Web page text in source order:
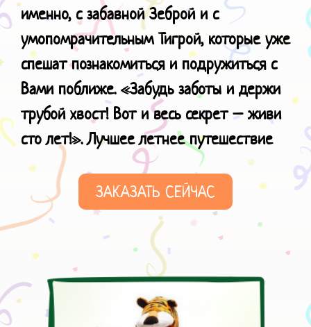
именно, с забавной Зеброй и с
умопомрачительным Тигрой, которые уже
спешат познакомиться и подружиться с
Вами поближе. «Забудь заботы и держи
трубой хвост! Вот и весь секрет – живи
сто лет!». Лучшеелетнее путешествие
ЗАКАЗАТЬ СЕЙЧАС